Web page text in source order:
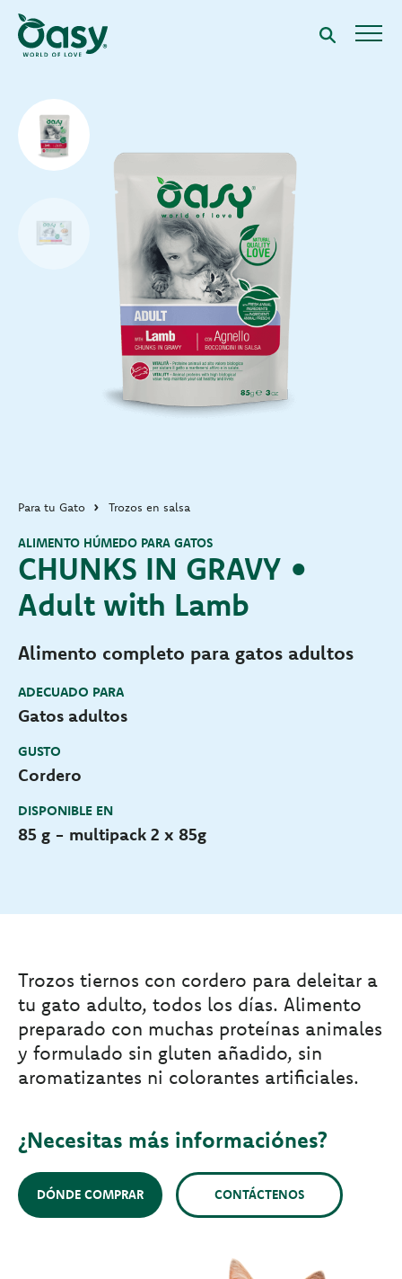
Para tu Gato Trozos en salsa
CHUNKS IN GRAVY •
Adult with Lamb
ALIMENTO HÚMEDO PARA GATOS
Alimento completo para gatos adultos
ADECUADO PARA
Gatos adultos
GUSTO
Cordero
DISPONIBLE EN
85 g - multipack 2 x 85g
Trozos tiernos con cordero para deleitar a
tu gato adulto, todos los días. Alimento
preparado con muchas proteínas animales
y formulado sin gluten añadido, sin
aromatizantes ni colorantes artificiales.
¿Necesitas más informaciónes?
DÓNDE COMPRAR CONTÁCTENOS